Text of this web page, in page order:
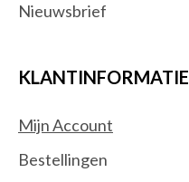
Nieuwsbrief
KLANTINFORMATIE
Mijn Account
Bestellingen